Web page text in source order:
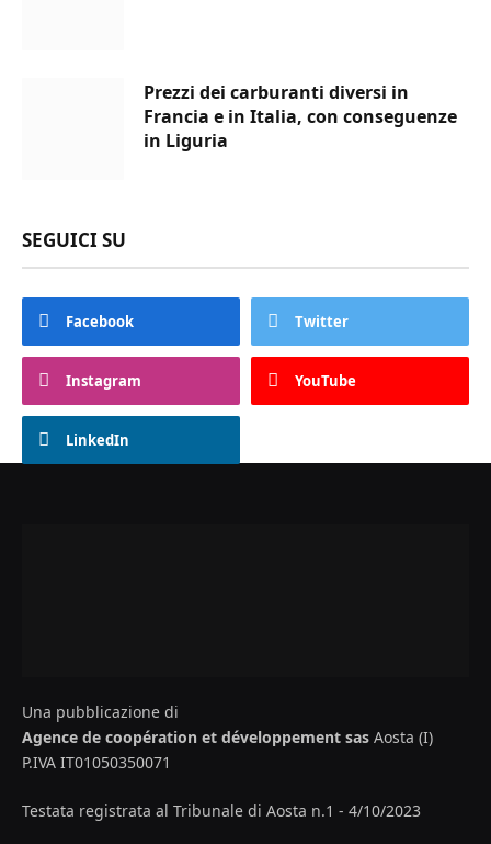
Prezzi dei carburanti diversi in
Francia e in Italia, con conseguenze
in Liguria
SEGUICI SU
Facebook Twitter
Instagram YouTube
LinkedIn
Una pubblicazione di
Agence de coopération et développement sas Aosta (I)
P.IVA IT01050350071
Testata registrata al Tribunale di Aosta n.1 - 4/10/2023